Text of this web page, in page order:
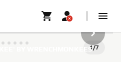
BY WRENCHMONKEES1/7